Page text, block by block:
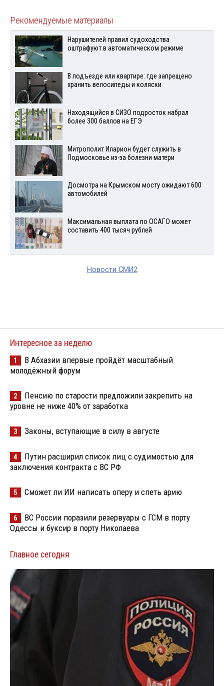
Рекомендуемые материалы
Нарушителей правил судоходства
оштрафуют в автоматическом режиме
В подъезде или квартире: где запрещено
хранить велосипеды и коляски
Находящийся в СИЗО подросток набрал
более 300 баллов на ЕГЭ
Митрополит Иларион будет служить в
Подмосковье из-за болезни матери
Досмотра на Крымском мосту ожидают 600
автомобилей
Максимальная выплата по ОСАГО может
составить 400 тысяч рублей
Новости СМИ2
Интересное за неделю
1
В Абхазии впервые пройдёт масштабный
молодёжный форум
2
Пенсию по старости предложили закрепить на
уровне не ниже 40% от заработка
3 Законы, вступающие в силу в августе
4
Путин расширил список лиц с судимостью для
заключения контракта с ВС РФ
5 Сможет ли ИИ написать оперу и спеть арию
6
ВС России поразили резервуары с ГСМ в порту
Одессы и буксир в порту Николаева
Главное сегодня